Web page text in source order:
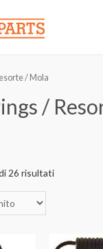
/ Mola
/
26 risultati